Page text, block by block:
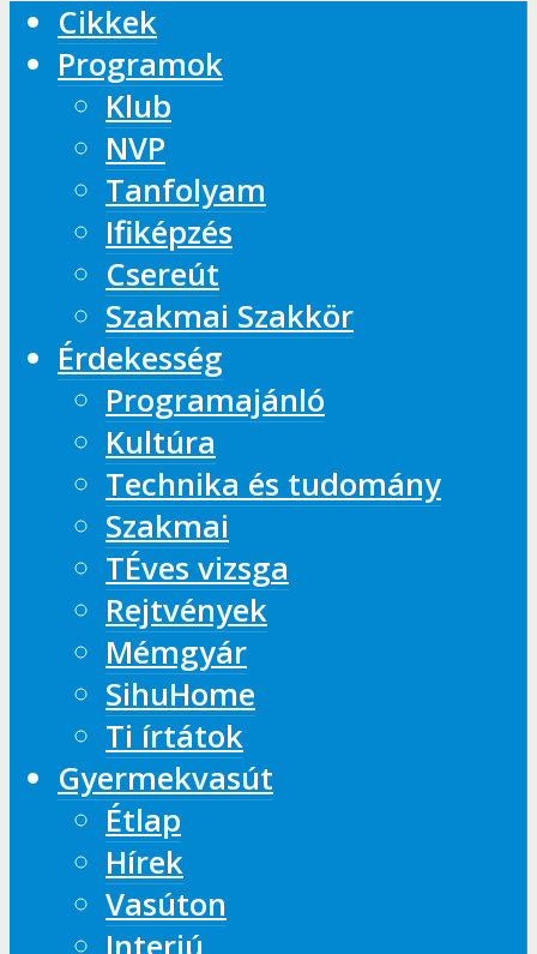
Cikkek
Programok
Klub
NVP
Tanfolyam
Ifiképzés
Csereút
Szakmai Szakkör
Érdekesség
Programajánló
Kultúra
Technika és tudomány
Szakmai
TÉves vizsga
Rejtvények
Mémgyár
SihuHome
Ti írtátok
Gyermekvasút
Étlap
Hírek
Vasúton